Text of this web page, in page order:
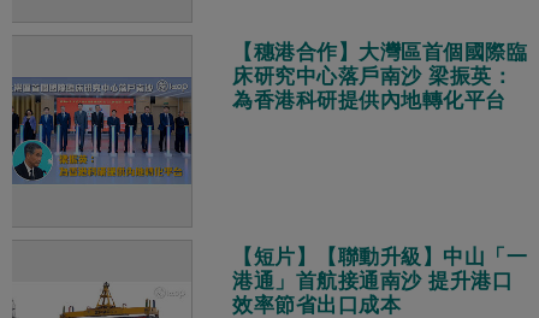
【穗港合作】大灣區首個國際臨
床研究中心落戶南沙 梁振英：
為香港科研提供內地轉化平台
【短片】【聯動升級】中山「一
港通」首航接通南沙 提升港口
效率節省出口成本